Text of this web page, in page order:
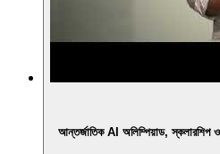
আন্তর্জাতিক AI অলিম্পিয়াড,